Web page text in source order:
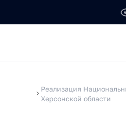
Реализация
Херсонской области